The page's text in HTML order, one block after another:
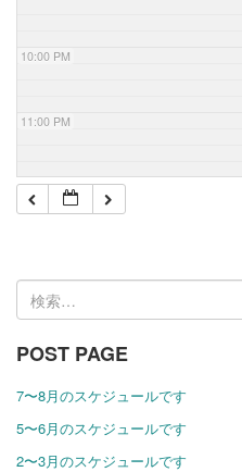
10:00 PM
11:00 PM
検
索:
POST PAGE
7〜8月のスケジュールです
5〜6月のスケジュールです
2〜3月のスケジュールです